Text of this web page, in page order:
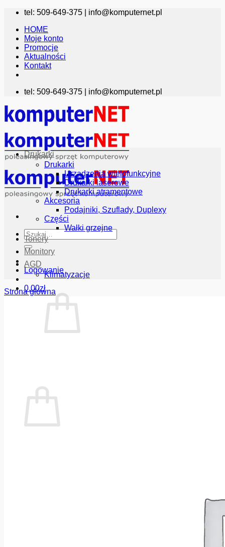
Przewiń
zawartości
tel: 509-649-375 | info@komputernet.pl
HOME
Moje konto
Promocje
Aktualności
Kontakt
tel: 509-649-375 | info@komputernet.pl
Szukaj:
Logowanie
0.00zł
Drukarki
Drukarki
Urządzenia wielofunkcyjne
Drukarki laserowe
Drukarki atramentowe
Akcesoria
Podajniki, Szuflady, Duplexy
Części
Wałki grzejne
Tonery
Monitory
AGD
Klimatyzacje
Strona główna